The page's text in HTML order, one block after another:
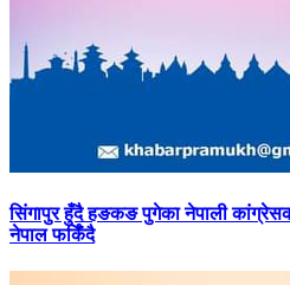
सिंगापुरहुँदै हङकङ पुगेका नेपाली
नेपाल फर्किँदै